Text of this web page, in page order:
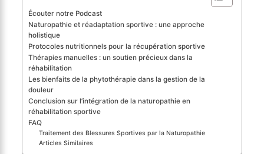
Écouter notre Podcast
Naturopathie et réadaptation sportive : une approche
holistique
Protocoles nutritionnels pour la récupération sportive
Thérapies manuelles : un soutien précieux dans la
réhabilitation
Les bienfaits de la phytothérapie dans la gestion de la
douleur
Conclusion sur l’intégration de la naturopathie en
réhabilitation sportive
FAQ
Traitement des Blessures Sportives par la Naturopathie
Articles Similaires